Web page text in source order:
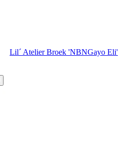
Lil´ Atelier Broek 'NBNGayo Eli'